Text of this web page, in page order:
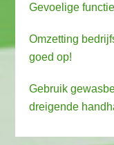
Gevoelige
Omzetting
goed op!
Gebruik
dreigende